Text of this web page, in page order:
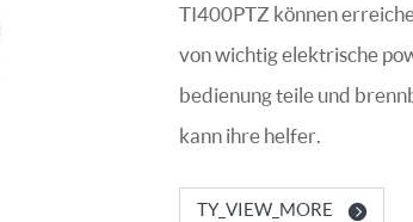
TI400PTZ können
von wichtig elektrische
bedienung teile und
kann ihre helfer.
TY_VIEW_MORE